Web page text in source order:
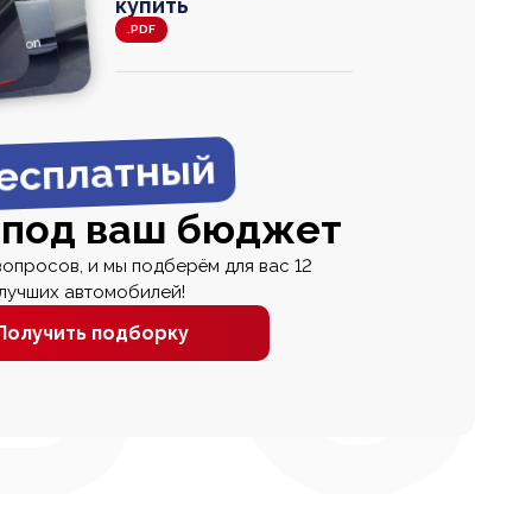
000
купить
.PDF
ваш бюджет
и мы подберём для вас 12
автомобилей!
подборку